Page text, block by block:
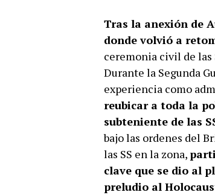
Tras la anexión de
donde volvió a
ceremonia civil de las
Durante la Segunda
experiencia como
reubicar a toda la
subteniente de las
bajo las ordenes del
las SS en la zona,
clave que se dio al
preludio al